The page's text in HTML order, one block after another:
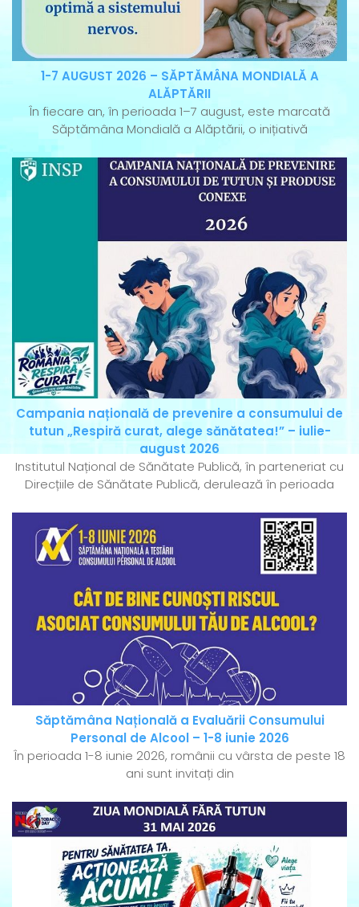
1-7 AUGUST 2026 – SĂPTĂMÂNA MONDIALĂ A
ALĂPTĂRII
În fiecare an, în perioada 1–7 august, este marcată
Săptămâna Mondială a Alăptării, o inițiativă
Campania națională de prevenire a consumului de
tutun „Respiră curat, alege sănătatea!” – iulie-
august 2026
Institutul Național de Sănătate Publică, în parteneriat cu
Direcțiile de Sănătate Publică, derulează în perioada
Săptămâna Națională a Evaluării Consumului
Personal de Alcool – 1-8 iunie 2026
În perioada 1-8 iunie 2026, românii cu vârsta de peste 18
ani sunt invitați din